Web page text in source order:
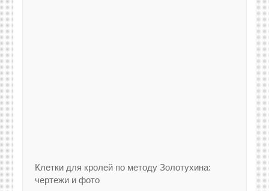
Клетки для кролей по методу Золотухина:
чертежи и фото